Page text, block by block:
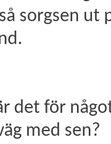
sorgsen
det för
med sen?